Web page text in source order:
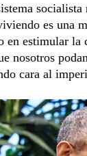
es una
en estimular
nosotros
cara al